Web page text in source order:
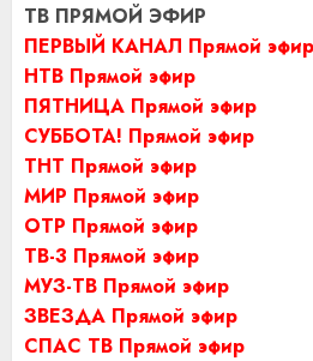
ТВ ПРЯМОЙ ЭФИР
ПЕРВЫЙ КАНАЛ Прямой эфир
НТВ Прямой эфир
ПЯТНИЦА Прямой эфир
СУББОТА! Прямой эфир
ТНТ Прямой эфир
МИР Прямой эфир
ОТР Прямой эфир
ТВ-3 Прямой эфир
МУЗ-ТВ Прямой эфир
ЗВЕЗДА Прямой эфир
СПАС ТВ Прямой эфир